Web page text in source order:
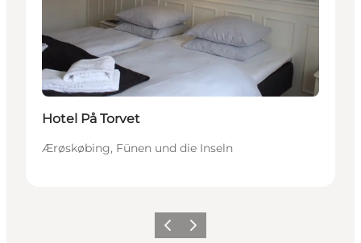
Hotel På Torvet
Ærøskøbing, Fünen und die Inseln
ZurückWeiter